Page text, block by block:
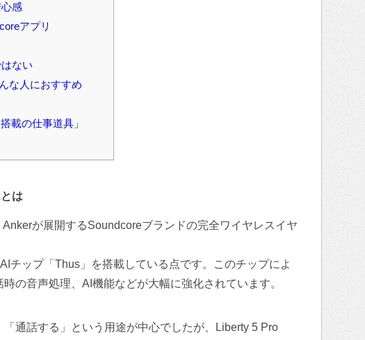
感
アプリ
ない
な人におすすめ
載の仕事道具」
は
が展開するSoundcoreブランドの完全ワイヤレスイヤ
チップ「Thus」を搭載している点です。このチップによ
の音声処理、AI機能などが大幅に強化されています。
通話する」という用途が中心でしたが、Liberty 5 Pro